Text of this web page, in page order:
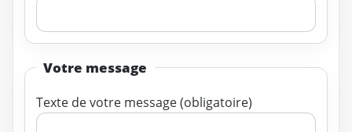
Votre message
Texte de votre message (obligatoire)